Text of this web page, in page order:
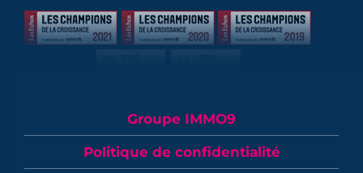
Groupe IMMO9
Politique de confidentialité